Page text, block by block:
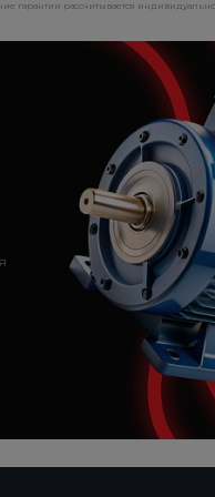
гарантии рассчитывается